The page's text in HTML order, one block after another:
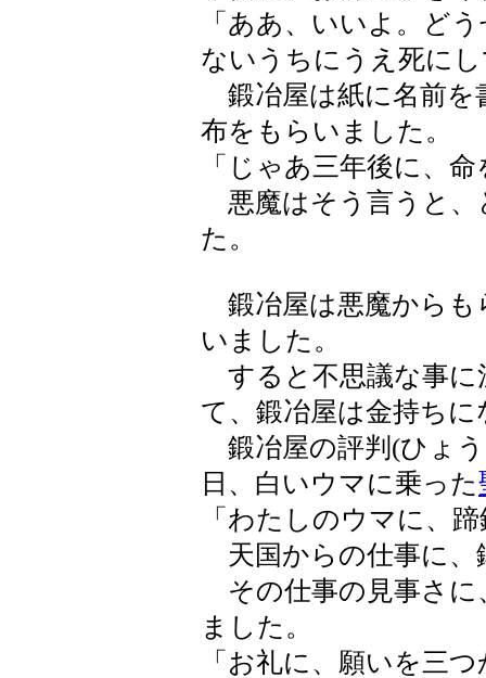
「ああ、いいよ。ど
ないうちにうえ死に
鍛冶屋は紙に名前を
布をもらいました。
「じゃあ三年後に、
悪魔はそう言うと、
た。
鍛冶屋は悪魔からも
いました。
すると不思議な事に
て、鍛冶屋は金持ち
鍛冶屋の評判(ひょ
日、白いウマに乗った
「わたしのウマに、
天国からの仕事に、
その仕事の見事さに
ました。
「お礼に、願いを三